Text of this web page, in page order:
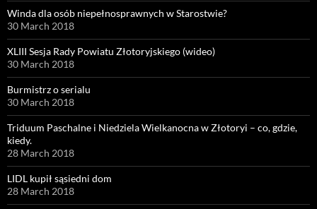
Winda dla osób niepełnosprawnych w Starostwie?
30 March 2018
XLIII Sesja Rady Powiatu Złotoryjskiego (wideo)
30 March 2018
Burmistrz o serialu
30 March 2018
Triduum Paschalne i Niedziela Wielkanocna w Złotoryi – co, gdzie,
kiedy.
28 March 2018
LIDL kupił sąsiedni dom
28 March 2018